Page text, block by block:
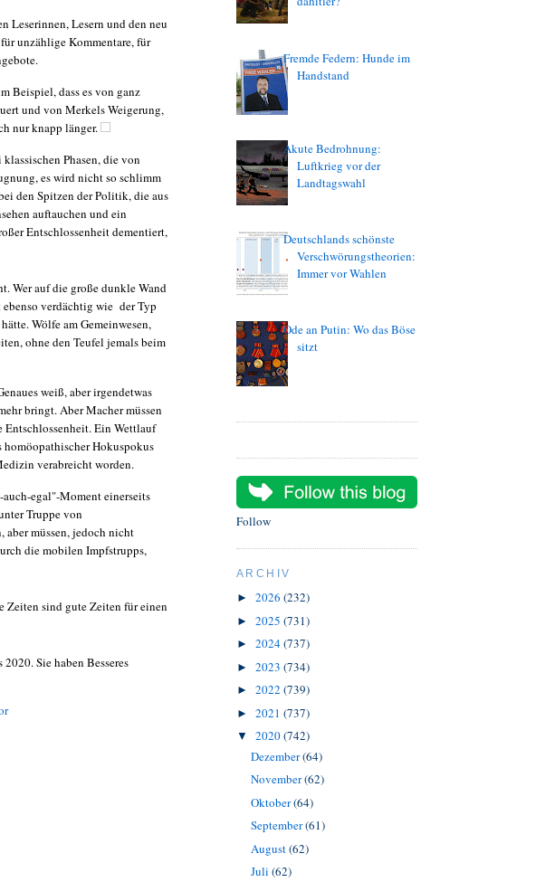
Leserinnen, Lesern und den neu
unzählige Kommentare, für
Beispiel, dass es von ganz
und von Merkels Weigerung,
nur knapp länger.
Phasen, die von
es wird nicht so schlimm
den Spitzen der Politik, die aus
auftauchen und ein
Entschlossenheit dementiert,
Wer auf die große dunkle Wand
verdächtig wie der Typ
Wölfe am Gemeinwesen,
ohne den Teufel jemals beim
weiß, aber irgendetwas
bringt. Aber Macher müssen
Entschlossenheit. Ein Wettlauf
Hokuspokus
verabreicht worden.
egal"-Moment einerseits
Truppe von
müssen, jedoch nicht
die mobilen Impfstrupps,
Zeiten sind gute Zeiten für einen
Sie haben Besseres
Fremde Federn: Hunde im
Handstand
Akute Bedrohnung:
Luftkrieg vor der
Landtagswahl
Deutschlands schönste
Verschwörungstheorien:
Immer vor Wahlen
Ode an Putin: Wo das Böse
sitzt
Follow
ARCHIV
► 2026 (232)
► 2025 (731)
► 2024(737)
► 2023 (734)
► 2022 (739)
► 2021 (737)
▼ 2020(742)
Dezember(64)
November(62)
Oktober(64)
September(61)
August(62)
Juli (62)